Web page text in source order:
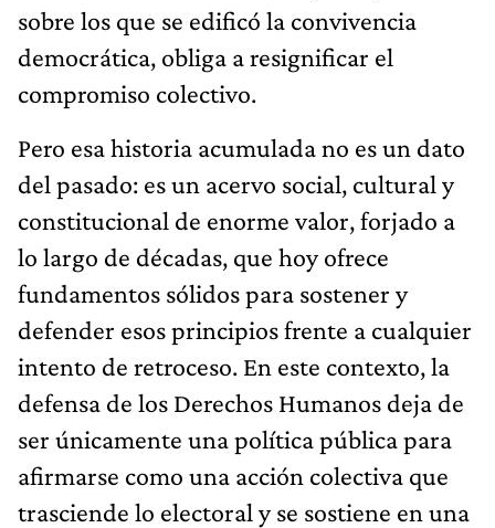
sobre los que se edificó la convivencia
democrática, obliga a resignificar el
compromiso colectivo.
Pero esa historia acumulada no es un dato
del pasado: es un acervo social, cultural y
constitucional de enorme valor, forjado a
lo largo de décadas, que hoy ofrece
fundamentos sólidos para sostener y
defender esos principios frente a cualquier
intento de retroceso. En este contexto, la
defensa de los Derechos Humanos deja de
ser únicamente una política pública para
afirmarse como una acción colectiva que
trasciende lo electoral y se sostiene en una